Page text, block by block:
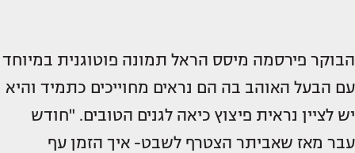
הבוקר פירסמה מיסס הראל תמונה פוטוגנית במיוחד
עם הבעל האוהב בה הם נראים מחוייכים כתמיד והיא
יש לציין נראית פיצוץ כיאה לגנים הטובים. "חודש
עבר מאז שאביתר הצטרף לשבט- איך הזמן עף